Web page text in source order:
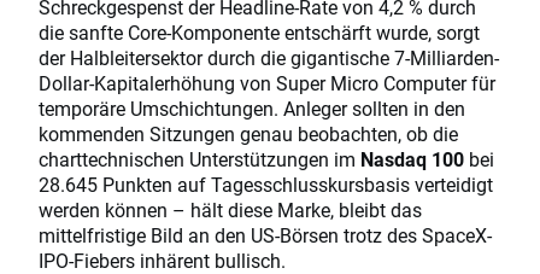
Schreckgespenst der Headline-Rate von 4,2 % durch
die sanfte Core-Komponente entschärft wurde, sorgt
der Halbleitersektor durch die gigantische 7-Milliarden-
Dollar-Kapitalerhöhung von Super Micro Computer für
temporäre Umschichtungen. Anleger sollten in den
kommenden Sitzungen genau beobachten, ob die
charttechnischen Unterstützungen im Nasdaq 100 bei
28.645 Punkten auf Tagesschlusskursbasis verteidigt
werden können – hält diese Marke, bleibt das
mittelfristige Bild an den US-Börsen trotz des SpaceX-
IPO-Fiebers inhärent bullisch.